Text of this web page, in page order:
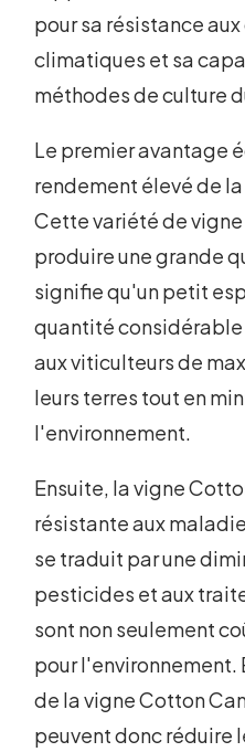
pour sa résistance
climatiques et sa
méthodes de culture
Le premier avantage
rendement élevé de
Cette variété de
produire une grande
signifie qu'un petit
quantité
aux viticulteurs de
leurs terres tout en
l'environnement.
Ensuite, la vigne
résistante aux
se traduit par une
pesticides et aux
sont non seulement
pour l'environnement.
de la vigne Cotton
peuvent donc réduire